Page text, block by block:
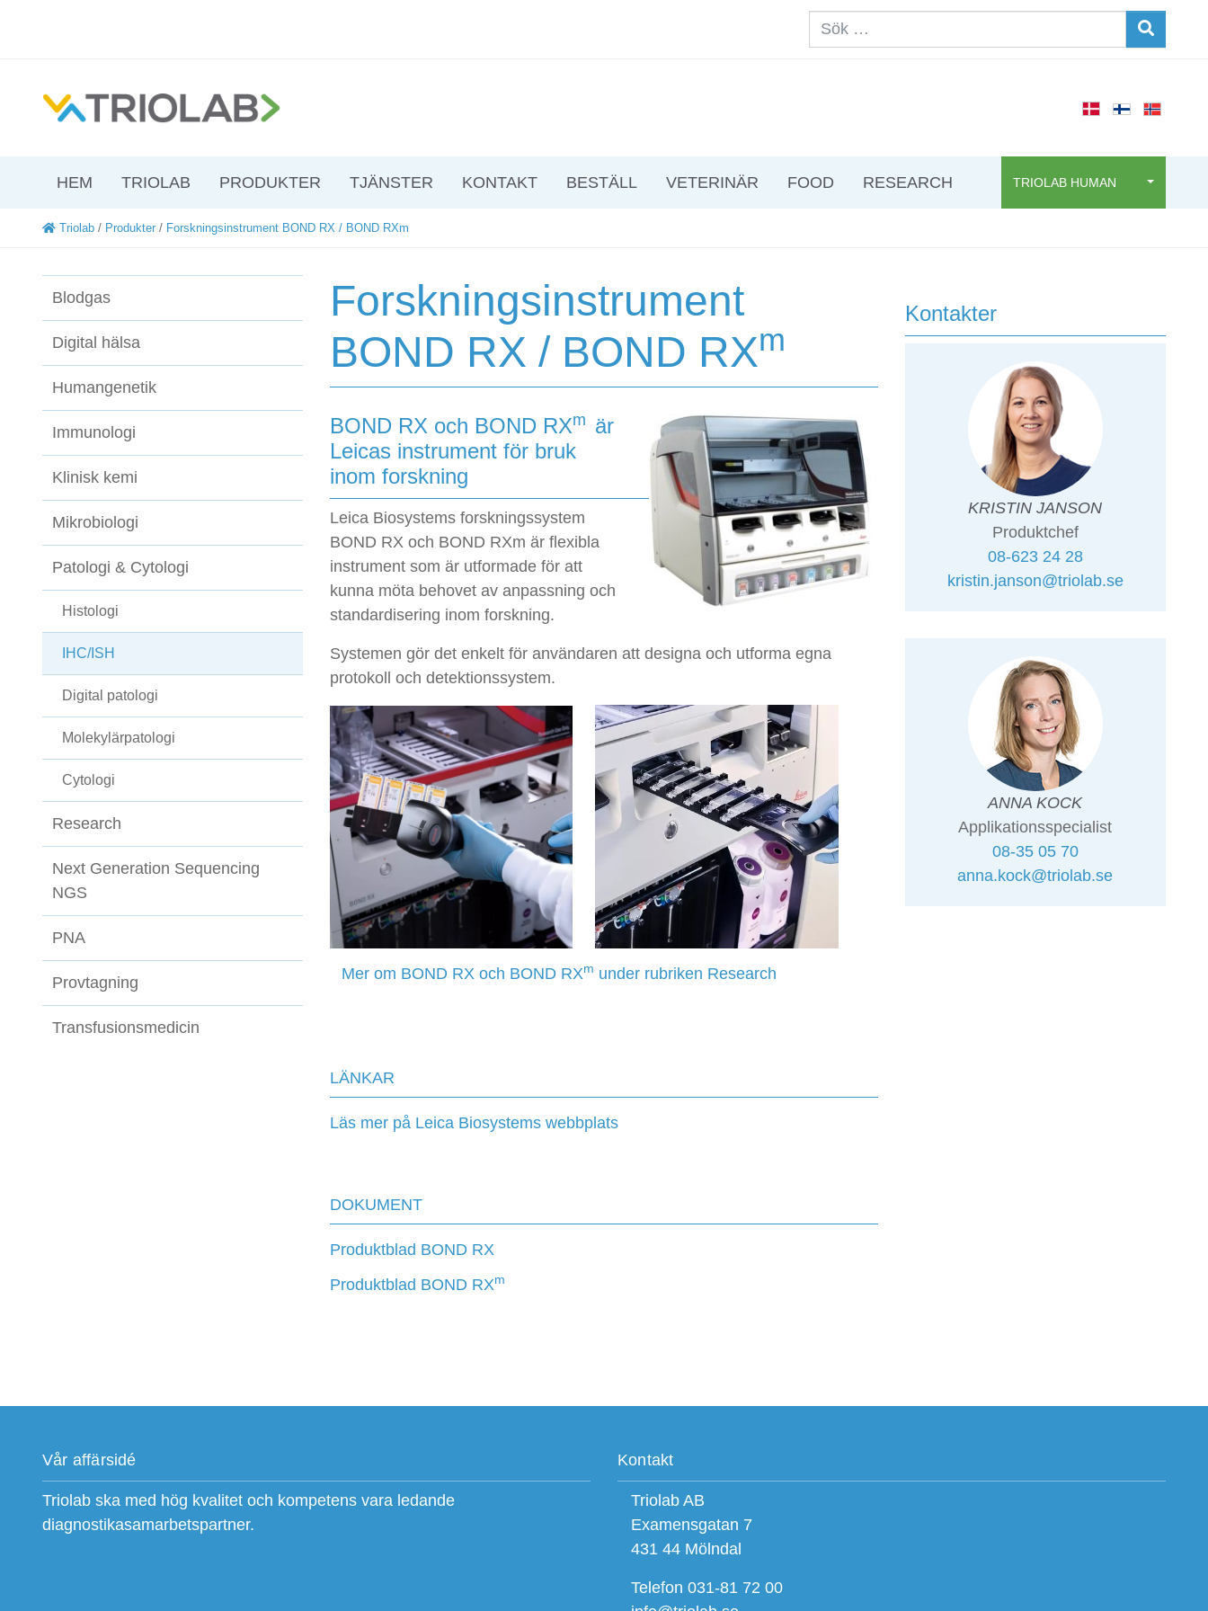
HEM TRIOLAB PRODUKTER TJÄNSTER KONTAKT BESTÄLL VETERINÄR FOOD RESEARCH TRIOLAB HUMAN
Triolab / Produkter / Forskningsinstrument BOND RX / BOND RXm
Blodgas
Digital hälsa
Humangenetik
Immunologi
Klinisk kemi
Mikrobiologi
Patologi & Cytologi
Histologi
IHC/ISH
Digital patologi
Molekylärpatologi
Cytologi
Research
Next Generation Sequencing
NGS
PNA
Provtagning
Transfusionsmedicin
Forskningsinstrument
BOND RX / BOND RXm
BOND RX och BOND RXm är
Leicas instrument för bruk
inom forskning
Leica Biosystems forskningssystem
BOND RX och BOND RXm är flexibla
instrument som är utformade för att
kunna möta behovet av anpassning och
standardisering inom forskning.
Systemen gör det enkelt för användaren att designa och utforma egna
protokoll och detektionssystem.
Mer om BOND RX och BOND RXm under rubriken Research
LÄNKAR
Läs mer på Leica Biosystems webbplats
DOKUMENT
Produktblad BOND RX
Produktblad BOND RXm
Kontakter
KRISTIN JANSON
Produktchef
08-623 24 28
kristin.janson@triolab.se
ANNA KOCK
Applikationsspecialist
08-35 05 70
anna.kock@triolab.se
Vår affärsidé
Triolab ska med hög kvalitet och kompetens vara ledande
diagnostikasamarbetspartner.
Kontakt
Triolab AB
Examensgatan 7
431 44 Mölndal
Telefon 031-81 72 00